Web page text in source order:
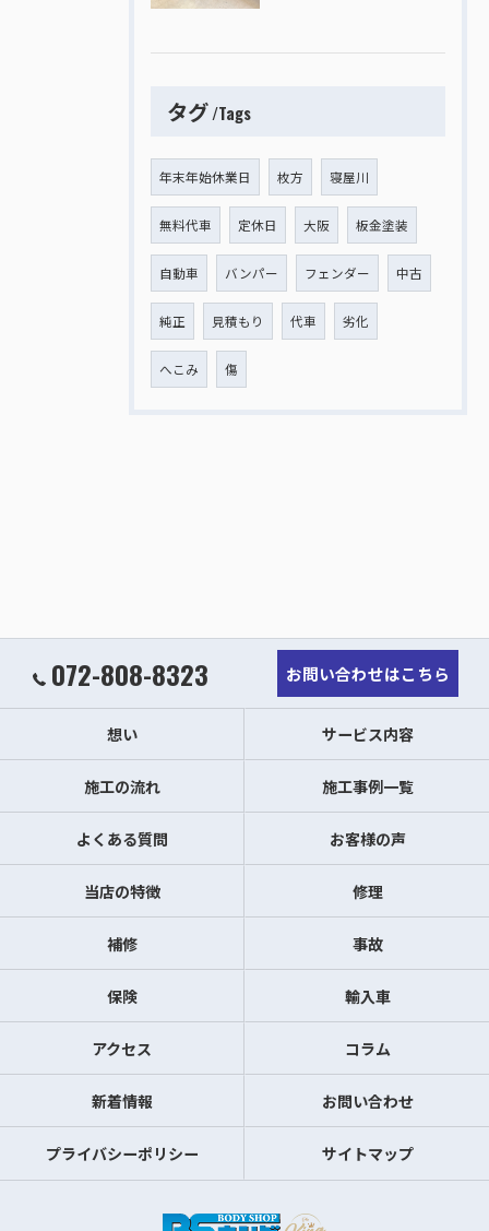
タグ Tags
年末年始休業日 枚方 寝屋川
無料代車 定休日 大阪 板金塗装
自動車 バンパー フェンダー 中古
純正 見積もり 代車 劣化
へこみ 傷
072-808-8323 お問い合わせはこちら
想い サービス内容
施工の流れ 施工事例一覧
よくある質問 お客様の声
当店の特徴 修理
補修 事故
保険 輸入車
アクセス コラム
新着情報 お問い合わせ
プライバシーポリシー サイトマップ